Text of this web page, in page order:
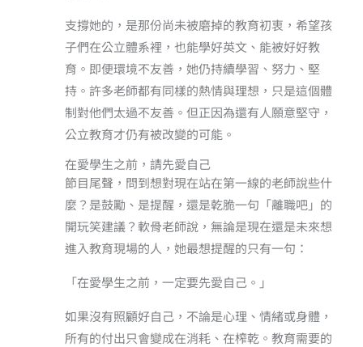
支撐她的，是那份尚未被磨掉的教育初衷，希望孩
子們在公立體系裡，也能學好英文、能被好好教
育。即便環境不友善，她仍持續學習、努力、堅
持。許多老師都有同樣的熱情與理想，只是這個體
制對他們太過不友善。但正因為還有人願意堅守，
公立教育才仍有被改變的可能。
在愛學生之前，請先愛自己
節目尾聲，問到想對現在站在第一線的老師說些什
麼？是鼓勵、是提醒，還是乾脆一句「離職吧」的
開玩笑建議？軟骨老師說，無論是現在還是未來想
進入教育現場的人，她最想提醒的只有一句：
「在愛學生之前，一定要先愛自己。」
如果沒有照顧好自己，不論是心理、情緒或身體，
所有的付出只會變成在消耗、在榨乾。教育需要的